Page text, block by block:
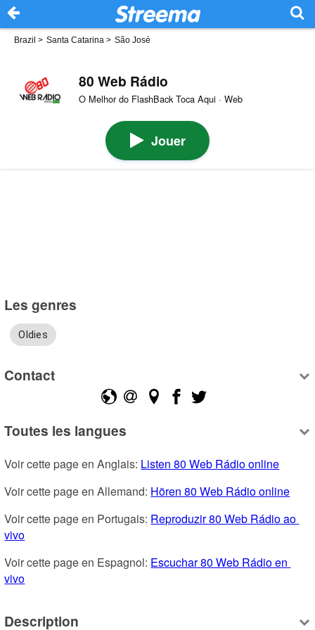
Brazil > Santa Catarina > São José
80 Web Rádio
O Melhor do FlashBack Toca Aqui · Web
Jouer
Les genres
Oldies
Contact
Toutes les langues
Voir cette page en Anglais: Listen 80 Web Rádio online
Voir cette page en Allemand: Hören 80 Web Rádio online
Voir cette page en Portugais: Reproduzir 80 Web Rádio ao
vivo
Voir cette page en Espagnol: Escuchar 80 Web Rádio en
vivo
Description